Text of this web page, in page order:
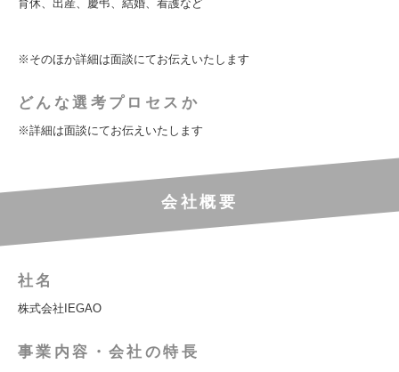
育休、出産、慶弔、結婚、看護など
※そのほか詳細は面談にてお伝えいたします
どんな選考プロセスか
※詳細は面談にてお伝えいたします
会社概要
社名
株式会社IEGAO
事業内容・会社の特長